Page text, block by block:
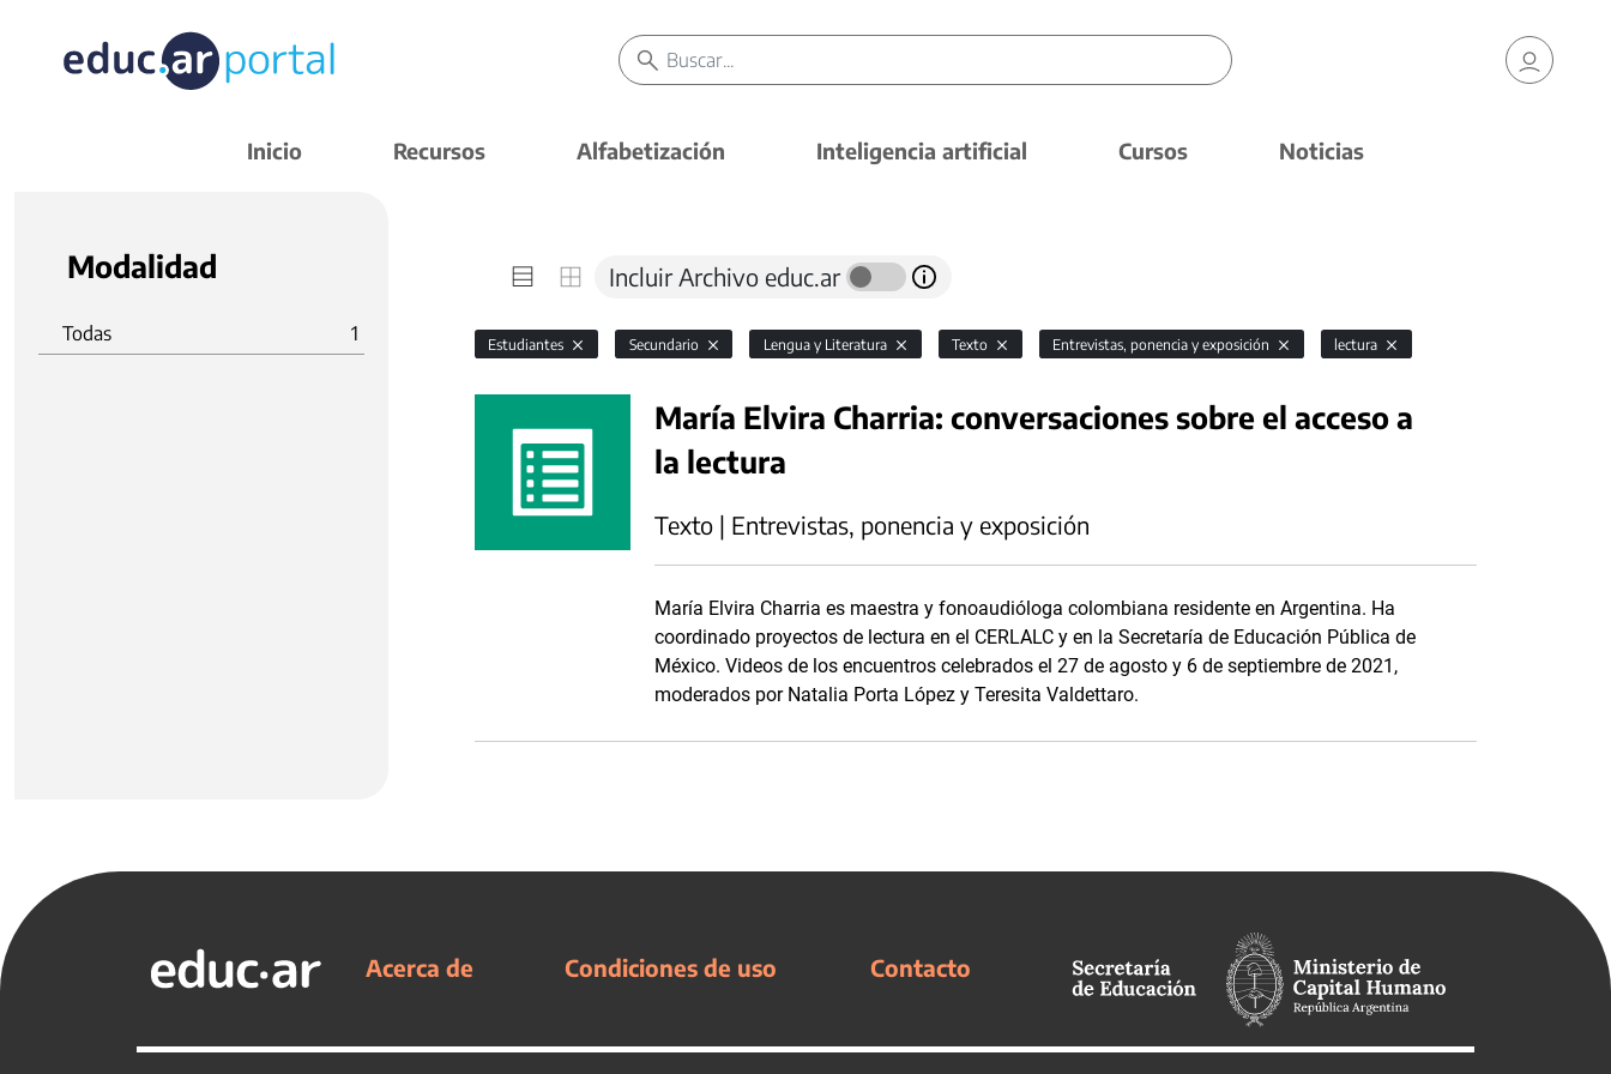
Inicio Recursos Alfabetización Inteligencia artificial Cursos Noticias
Modalidad
Todas 1
Incluir Archivo educ.ar
Estudiantes Secundario Lengua y Literatura Texto Entrevistas, ponencia y exposición lectura
María Elvira Charria: conversaciones sobre el acceso a
la lectura
Texto | Entrevistas, ponencia y exposición
María Elvira Charria es maestra y fonoaudióloga colombiana residente en Argentina. Ha
coordinado proyectos de lectura en el CERLALC y en la Secretaría de Educación Pública de
México. Videos de los encuentros celebrados el 27 de agosto y 6 de septiembre de 2021,
moderados por Natalia Porta López y Teresita Valdettaro.
Acerca de Condiciones de uso Contacto